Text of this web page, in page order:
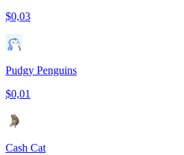
$0,03
Pudgy Penguins
$0,01
Cash Cat